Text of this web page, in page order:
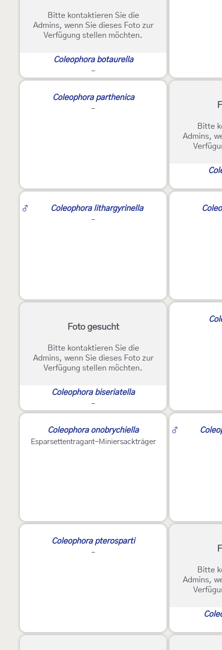
Bitte kontaktieren Sie die
Admins, wenn Sie dieses Foto zur
Verfügung stellen möchten.
Coleophora botaurella
-
Coleophora parthenica
-
Bitte
Admins,
♂ Coleophora lithargyrinella
-
Foto gesucht
Bitte kontaktieren Sie die
Admins, wenn Sie dieses Foto zur
Verfügung stellen möchten.
Coleophora biseriatella
-
Coleophora onobrychiella
Esparsettentragant-Miniersackträger
♂
Coleophora pterosparti
-
Bitte
Admins,